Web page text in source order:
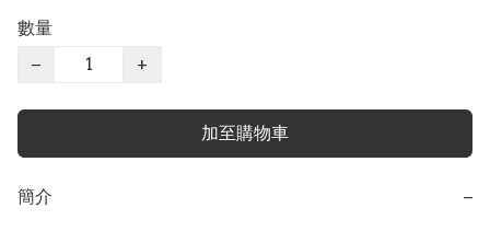
數量
−
+
加至購物車
簡介 −